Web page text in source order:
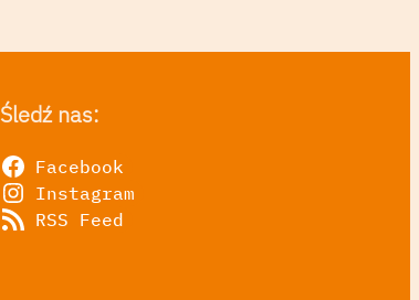
Śledź nas:
Facebook
Instagram
RSS Feed